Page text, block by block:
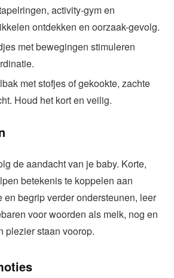
activity-gym en
ontdekken en oorzaak-gevolg.
met bewegingen stimuleren
met stofjes of gekookte, zachte
Houd het kort en veilig.
de aandacht van je baby. Korte,
betekenis te koppelen aan
en begrip verder ondersteunen, leer
voor woorden als melk, nog en
plezier staan voorop.